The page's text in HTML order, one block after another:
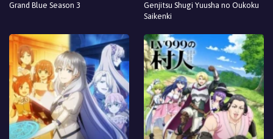
Grand Blue Season 3
Genjitsu Shugi Yuusha no Oukoku
Saikenki